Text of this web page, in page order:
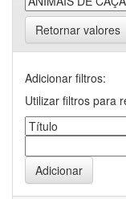
Retornar valores
Adicionar filtros:
Utilizar filtros para